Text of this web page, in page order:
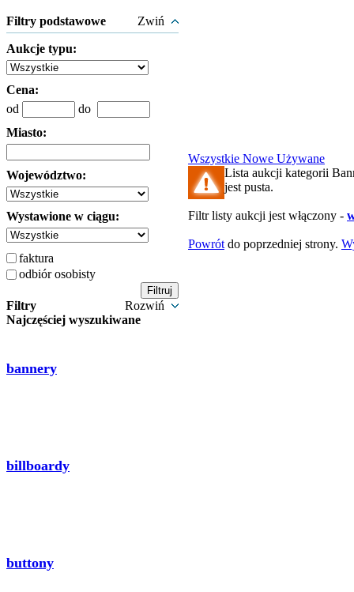
Filtry podstawowe Zwiń
Aukcje typu:
Cena:
od
do
Miasto:
Województwo:
Wystawione w ciągu:
faktura
odbiór osobisty
Filtry
Rozwiń
Najczęściej wyszukiwane
bannery
billboardy
buttony
Wszystkie Nowe Używane
Lista aukcji kategorii
jest pusta.
Filtr listy aukcji jest włączony -
Powrót do poprzedniej strony.